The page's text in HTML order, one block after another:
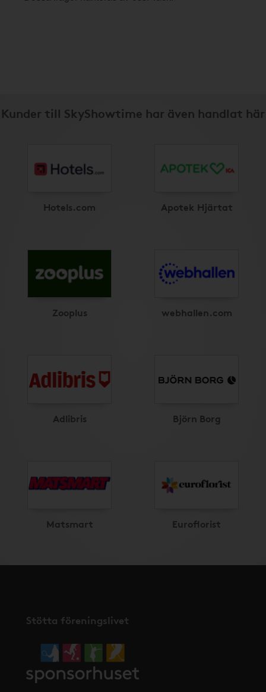
Kunder till SkyShowtime har även handlat här
Hotels.com Apotek Hjärtat
Zooplus webhallen.com
Adlibris Björn Borg
Matsmart Euroflorist
Stötta föreningslivet